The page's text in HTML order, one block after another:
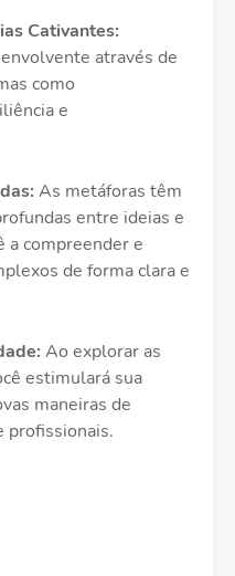
Cativantes:
através de
como
e
As metáforas têm
entre ideias e
a compreender e
de forma clara e
Ao explorar as
estimulará sua
maneiras de
profissionais.